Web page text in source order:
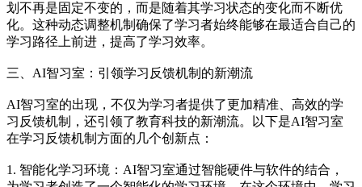
划不再是固定不变的，而是随着其学习状态的变化而不断优
化。这种动态调整机制确保了学习者始终能够在最适合自己的
学习路径上前进，提高了学习效率。
三、AI智习室：引领学习反馈机制的新潮流
AI智习室的出现，不仅为学习者提供了更加精准、高效的学
习反馈机制，还引领了教育科技的新潮流。以下是AI智习室
在学习反馈机制方面的几个创新点：
1. 智能化学习环境：AI智习室通过智能硬件与软件的结合，